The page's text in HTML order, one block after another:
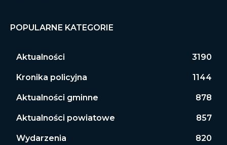
POPULARNE KATEGORIE
Aktualności 3190
Kronika policyjna 1144
Aktualności gminne 878
Aktualności powiatowe 857
Wydarzenia 820